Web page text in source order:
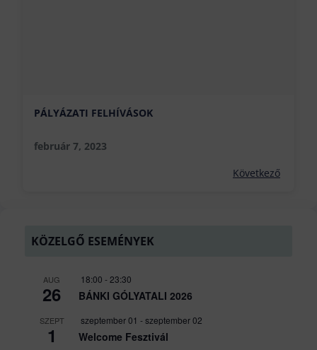
PÁLYÁZATI FELHÍVÁSOK
február 7, 2023
Következő
KÖZELGŐ ESEMÉNYEK
AUG
26
18:00 - 23:30
BÁNKI GÓLYATALI 2026
SZEPT
1
szeptember 01 -szeptember 02
Welcome Fesztivál